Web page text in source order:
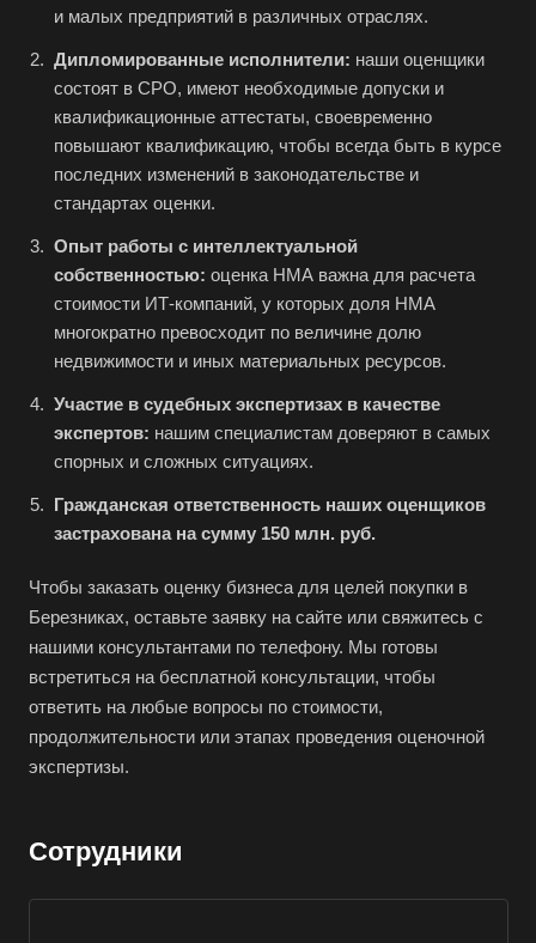
и малых предприятий в различных отраслях.
Дипломированные исполнители: наши оценщики
состоят в СРО, имеют необходимые допуски и
квалификационные аттестаты, своевременно
повышают квалификацию, чтобы всегда быть в курсе
последних изменений в законодательстве и
стандартах оценки.
Опыт работы с интеллектуальной
собственностью: оценка НМА важна для расчета
стоимости ИТ-компаний, у которых доля НМА
многократно превосходит по величине долю
недвижимости и иных материальных ресурсов.
Участие в судебных экспертизах в качестве
экспертов: нашим специалистам доверяют в самых
спорных и сложных ситуациях.
Гражданская ответственность наших оценщиков
застрахована на сумму 150 млн. руб.
Чтобы заказать оценку бизнеса для целей покупки в
Березниках, оставьте заявку на сайте или свяжитесь с
нашими консультантами по телефону. Мы готовы
встретиться на бесплатной консультации, чтобы
ответить на любые вопросы по стоимости,
продолжительности или этапах проведения оценочной
экспертизы.
Сотрудники
Бирюч
Благовещенск
Богородицк
Боготол
Большой Камень
Бор
Боровичи
Братск
Бронницы
Брянск
Бугульма
Бугуруслан
Бузулук
Буйнакск
Бутурлиновка
Валуйки